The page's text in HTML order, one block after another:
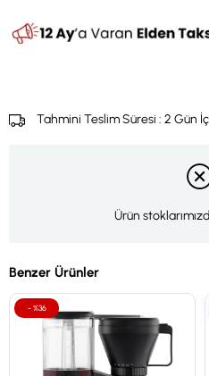
Tahmini Teslim Süresi : 2 Gün
Ürün
Benzer Ürünler
%36